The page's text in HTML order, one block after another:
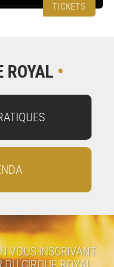
TICKETS
ROYAL •
VOUS INSCRIVANT